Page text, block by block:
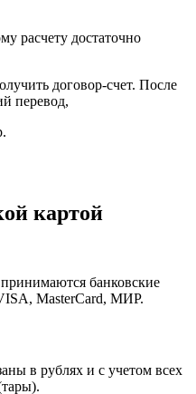
расчету достаточно
договор-счет. После
перевод,
картой
банковские
MasterСard, МИР.
в рублях и с учетом всех